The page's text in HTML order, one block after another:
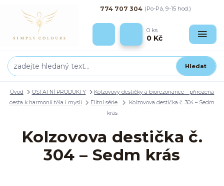
Hledat
774 707 304 (Po-Pá, 9-15 hod.)
0 ks
0 Kč
Úvod OSTATNÍ PRODUKTY
Kolzovovy destičky a biorezonance – přirozená
cesta k harmonii těla i mysli
Elitní série
Kolzovova destička č. 304 – Sedm
krás
Kolzovova destička č.
304 – Sedm krás